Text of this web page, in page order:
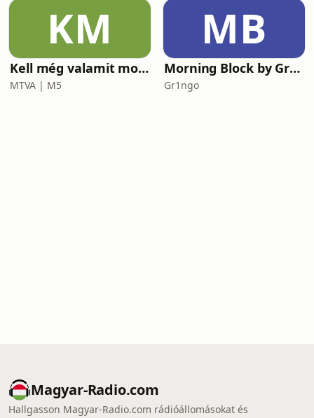
KM
Kell még valamit mondanom, Ildikó?
MTVA | M5
MB
Morning Block by Gr1ngo
Gr1ngo
Magyar-Radio.com
Hallgasson Magyar-Radio.com rádióállomásokat és